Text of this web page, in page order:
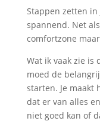
Stappen zetten
spannend. Net
comfortzone
Wat ik vaak zie is
moed de
starten. Je maakt
dat er van alles
niet goed kan of